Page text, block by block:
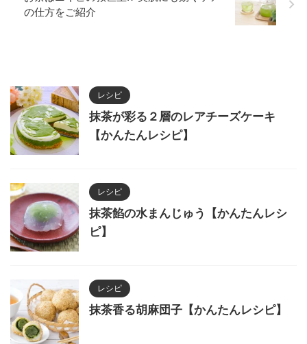
の仕方をご紹介
レシピ
抹茶が彩る２層のレアチーズケーキ
【かんたんレシピ】
レシピ
抹茶餡の水まんじゅう【かんたんレシ
ピ】
レシピ
抹茶香る胡麻団子【かんたんレシピ】